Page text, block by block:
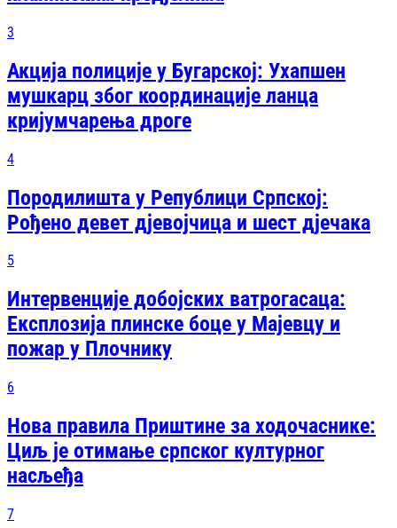
3
Акција полиције у Бугарској: Ухапшен
мушкарц због координације ланца
кријумчарења дроге
4
Породилишта у Републици Српској:
Рођено девет дјевојчица и шест дјечака
5
Интервенције добојских ватрогасаца:
Експлозија плинске боце у Мајевцу и
пожар у Плочнику
6
Нова правила Приштине за ходочаснике:
Циљ је отимање српског културног
насљеђа
7